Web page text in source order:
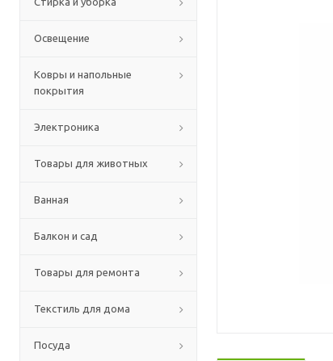
Освещение
Ковры и напольные
покрытия
Электроника
Товары для животных
Ванная
Балкон и сад
Товары для ремонта
Текстиль для дома
Посуда